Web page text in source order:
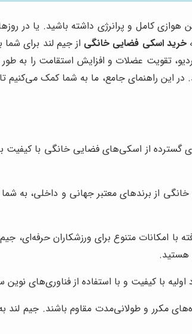
هوازی کامل و پرانرژی داشته باشید. یا در
خرید اسکی فضایی خانگی از جیم لند برای
تقویت عضلات و افزایش استقامت را به طور
این راهنمای جامع، ما به شما کمک می‌کنیم
از اسکی‌های فضایی خانگی با کیفیت
از برندهای معتبر جهانی و داخلی، به
امکانات متنوع برای ورزشکاران حرفه‌ای،
هستید.
با کیفیت و با استفاده از فناوری‌های نوین
مکرر و طولانی‌مدت مقاوم باشند. جیم